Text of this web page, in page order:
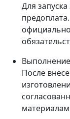
Для
После